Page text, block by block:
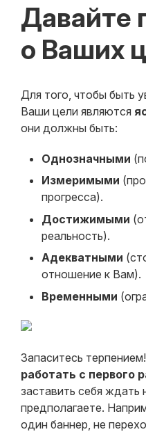
Давайте
о Ваших
Для того, чтобы быть
Ваши цели являются
они должны быть:
Однозначными
Измеримыми
прогресса).
Достижимыми
реальность).
Адекватными
отношение к Вам).
Временными
Запаситесь терпением!
работать с первого
заставить себя
предполагаете.
один баннер, не